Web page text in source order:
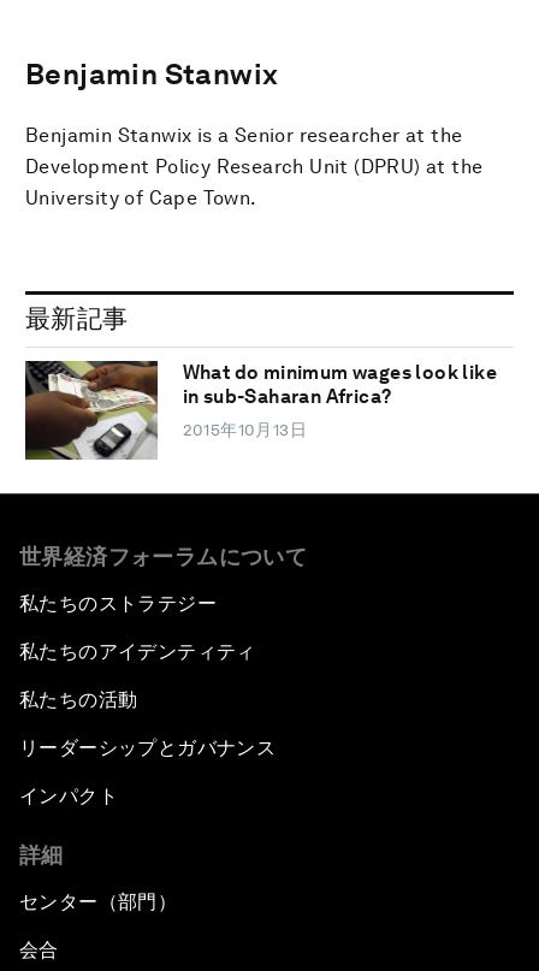
Benjamin Stanwix
Benjamin Stanwix is a Senior researcher at the
Development Policy Research Unit (DPRU) at the
University of Cape Town.
最新記事
What do minimum wages look like
in sub-Saharan Africa?
2015年10月13日
世界経済フォーラムについて
私たちのストラテジー
私たちのアイデンティティ
私たちの活動
リーダーシップとガバナンス
インパクト
詳細
センター（部門）
会合